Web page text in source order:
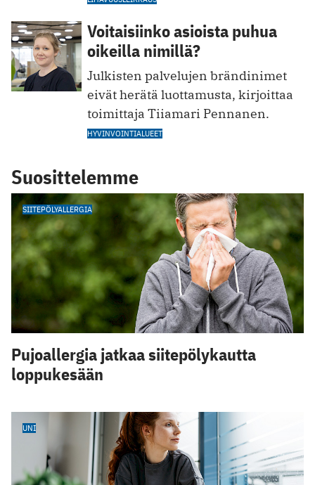
Voitaisiinko asioista puhua
oikeilla nimillä?
Julkisten palvelujen brändinimet
eivät herätä luottamusta, kirjoittaa
toimittaja Tiiamari Pennanen.
HYVINVOINTIALUEET
Suosittelemme
SIITEPÖLYALLERGIA
Pujoallergia jatkaa siitepölykautta
loppukesään
UNI